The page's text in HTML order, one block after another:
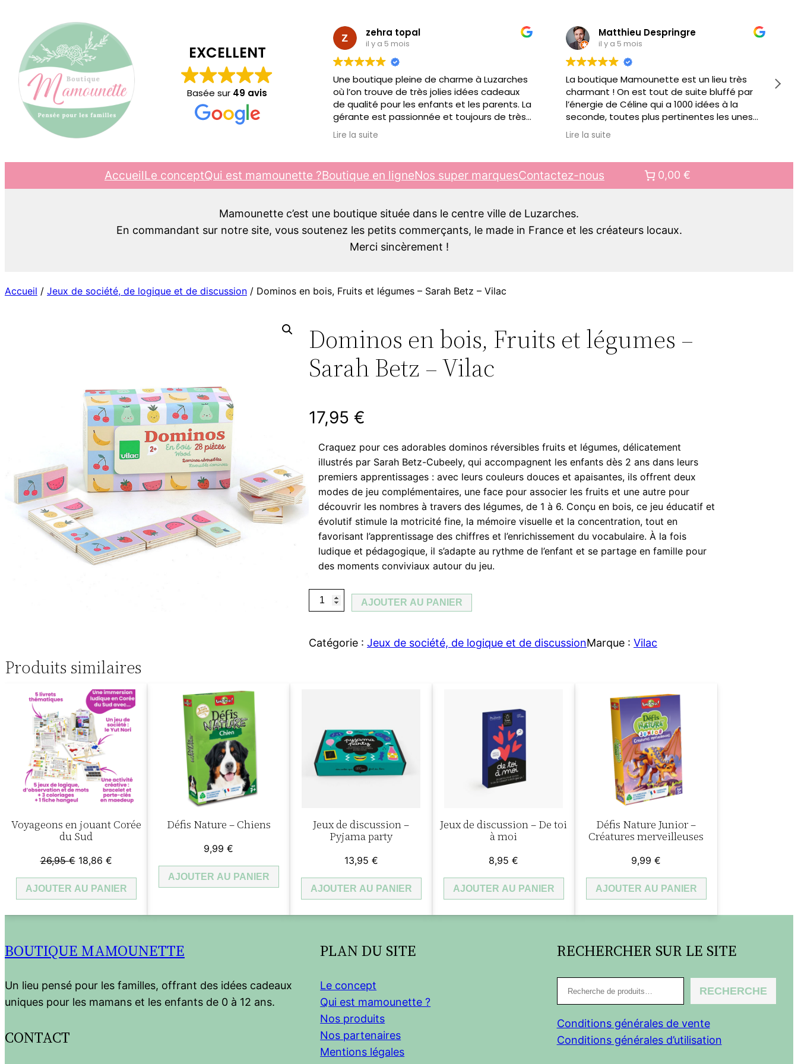
EXCELLENT
Basée sur 49 avis
zehra topal
il y a 5 mois
Une boutique pleine de charme à Luzarches
où l’on trouve de très jolies idées cadeaux
de qualité pour les enfants et les parents. La
gérante est passionnée et toujours de très
bon conseil. C’est toujours un plaisir d’y
passer, je recommande !!!
Lire la suite
Matthieu Despringre
il y a 5 mois
La boutique Mamounette est un lieu très
charmant ! On est tout de suite bluffé par
l’énergie de Céline qui a 1000 idées à la
seconde, toutes plus pertinentes les unes
que les autres pour vous conseiller.
Au delà de jouets éducatifs ou autre objets
a des ateliers organisés régulièrement.
Bref bien + qu’une boutique, c’est aussi un
lieu de rencontre.. pour mes prochains
chez Mamounette !!
Lire la suite
AccueilLe conceptQui est mamounette ?Boutique en ligneNos super marquesContactez-nous 0,00 €
Mamounette c’est une boutique située dans le centre ville de Luzarches.
En commandant sur notre site, vous soutenez les petits commerçants, le made in France et les créateurs locaux.
Merci sincèrement !
Accueil / Jeux de société, de logique et de discussion / Dominos en bois, Fruits et légumes – Sarah Betz – Vilac
Dominos en bois, Fruits et légumes –
Sarah Betz – Vilac
17,95 €
Craquez pour ces adorables dominos réversibles fruits et légumes, délicatement
illustrés par Sarah Betz-Cubeely, qui accompagnent les enfants dès 2 ans dans leurs
premiers apprentissages : avec leurs couleurs douces et apaisantes, ils offrent deux
modes de jeu complémentaires, une face pour associer les fruits et une autre pour
découvrir les nombres à travers des légumes, de 1 à 6. Conçu en bois, ce jeu éducatif et
évolutif stimule la motricité fine, la mémoire visuelle et la concentration, tout en
favorisant l’apprentissage des chiffres et l’enrichissement du vocabulaire. À la fois
ludique et pédagogique, il s’adapte au rythme de l’enfant et se partage en famille pour
des moments conviviaux autour du jeu.
u
n
D
n
e
n
b
AJOUTER AU PANIER
Catégorie : Jeux de société, de logique et de discussionMarque : Vilac
Produits similaires
Voyageons en jouant Corée
du Sud
26,95€ Le
prix
initial
26,95 €.
18,86 €Le
prix
actuel
18,86 €.
AJOUTER AU PANIER
Défis Nature – Chiens
9,99 €
AJOUTER AU PANIER
Jeux de discussion –
Pyjama party
13,95 €
AJOUTER AU PANIER
Jeux de discussion – De toi
à moi
8,95 €
AJOUTER AU PANIER
Défis Nature Junior –
Créatures merveilleuses
9,99 €
AJOUTER AU PANIER
BOUTIQUE MAMOUNETTE
Un lieu pensé pour les familles, offrant des idées cadeaux
uniques pour les mamans et les enfants de 0 à 12 ans.
CONTACT
PLAN DU SITE
Le concept
Qui est mamounette ?
Nos produits
Nos partenaires
Mentions légales
RECHERCHER SUR LE SITE
e
c
h
RECHERCHE
Conditions générales de vente
Conditions générales d’utilisation